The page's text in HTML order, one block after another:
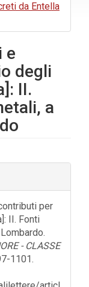
da Entella
e
degli
II.
a
per
II. Fonti
- CLASSE
1101.